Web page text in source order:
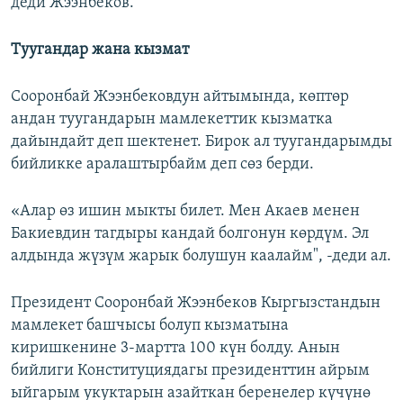
деди Жээнбеков.
Туугандар жана кызмат
Сооронбай Жээнбековдун айтымында, көптөр
андан туугандарын мамлекеттик кызматка
дайындайт деп шектенет. Бирок ал туугандарымды
бийликке аралаштырбайм деп сөз берди.
«Алар өз ишин мыкты билет. Мен Акаев менен
Бакиевдин тагдыры кандай болгонун көрдүм. Эл
алдында жүзүм жарык болушун каалайм", -деди ал.
Президент Сооронбай Жээнбеков Кыргызстандын
мамлекет башчысы болуп кызматына
киришкенине 3-мартта 100 күн болду. Анын
бийлиги Конституциядагы президенттин айрым
ыйгарым укуктарын азайткан беренелер күчүнө